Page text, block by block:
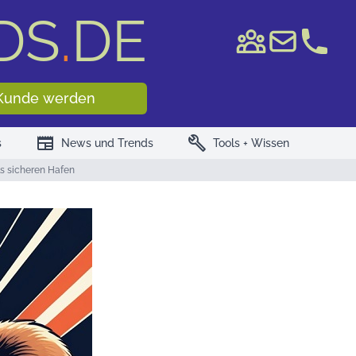
.DE
WKN/ISIN
werden
newspaper News und Trends build Tools + Wissen
sicheren Hafen